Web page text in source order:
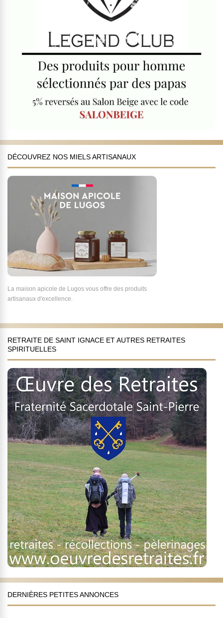
DÉCOUVREZ NOS MIELS ARTISANAUX
La maison apicole de Lugos vous offre des produits
artisanaux d'excellence.
RETRAITE DE SAINT IGNACE ET AUTRES RETRAITES
SPIRITUELLES
DERNIÈRES PETITES ANNONCES